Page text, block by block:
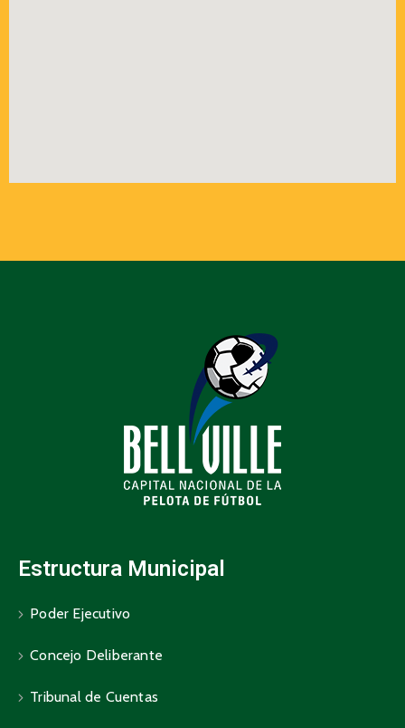
Estructura Municipal
Poder Ejecutivo
Concejo Deliberante
Tribunal de Cuentas